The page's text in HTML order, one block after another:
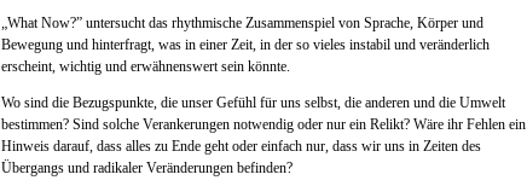
„What Now?” untersucht das rhythmische Zusammenspiel von Sprache, Körper und
Bewegung und hinterfragt, was in einer Zeit, in der so vieles instabil und veränderlich
erscheint, wichtig und erwähnenswert sein könnte.
Wo sind die Bezugspunkte, die unser Gefühl für uns selbst, die ­anderen und die Umwelt
bestimmen? Sind solche Verankerungen notwendig oder nur ein Relikt? Wäre ihr Fehlen ein
Hinweis darauf, dass alles zu Ende geht oder einfach nur, dass wir uns in Zeiten des
Übergangs und radikaler ­Veränderungen befinden?